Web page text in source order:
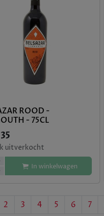
ROOD -
- 75CL
uitverkocht
In winkelwagen
2 3 4 5 6 7